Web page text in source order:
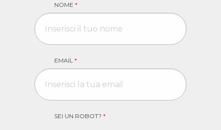
NOME *
EMAIL *
SEI UN ROBOT? *